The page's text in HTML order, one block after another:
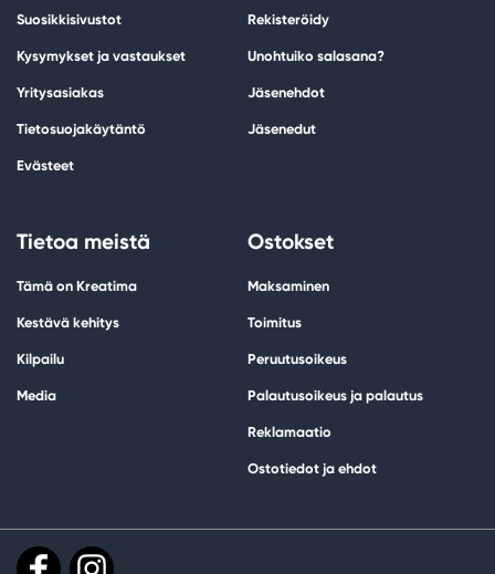
Suosikkisivustot
Kysymykset ja vastaukset
Yritysasiakas
Tietosuojakäytäntö
Evästeet
Rekisteröidy
Unohtuiko salasana?
Jäsenehdot
Jäsenedut
Tietoa meistä
Tämä on Kreatima
Kestävä kehitys
Kilpailu
Media
Ostokset
Maksaminen
Toimitus
Peruutusoikeus
Palautusoikeus ja palautus
Reklamaatio
Ostotiedot ja ehdot